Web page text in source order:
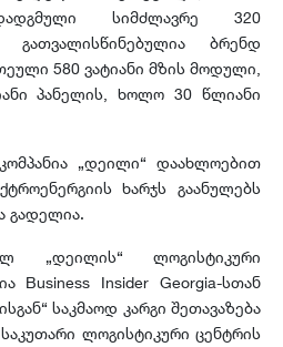
სიმძლავრე 320
გათვალისწინებულია ბრენდ
580 ვატიანი მზის მოდული,
პანელის, ხოლო 30 წლიანი
„დეილი“ დაახლოებით
ხარჯს გაანულებს
გადელია.
„დეილის“ ლოგისტიკური
Business Insider Georgia-სთან
საკმაოდ კარგი შეთავაზება
ლოგისტიკური ცენტრის